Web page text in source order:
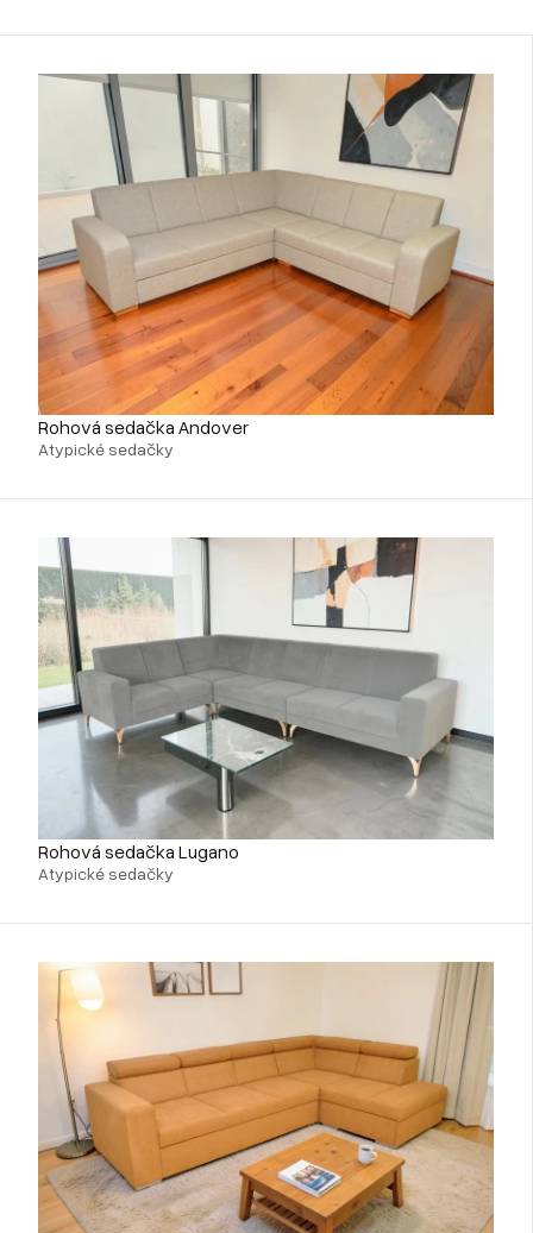
Rohová sedačka Andover
Atypické sedačky
Rohová sedačka Lugano
Atypické sedačky